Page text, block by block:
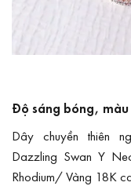
Độ sáng bóng,
Dây chuyền thiên
Dazzling Swan Y
Rhodium/ Vàng 18K